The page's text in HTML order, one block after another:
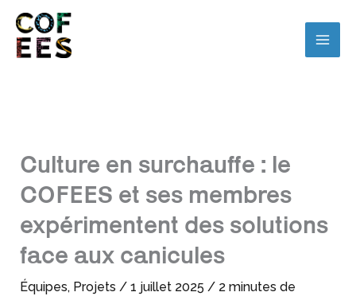
Culture en surchauffe : le
COFEES et ses membres
expérimentent des solutions
face aux canicules
Équipes, Projets / 1 juillet 2025 / 2 minutes de